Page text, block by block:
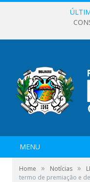
MENU
Home » Notícias »
termo de premiação e